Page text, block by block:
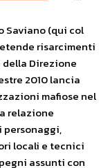
Saviano (qui col
risarcimenti
Direzione
2010 lancia
mafiose nel
relazione
locali e tecnici
assunti con